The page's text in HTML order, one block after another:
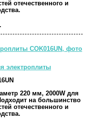
отечественного и
электроплиты
220 мм, 2000W для
на большинство
отечественного и